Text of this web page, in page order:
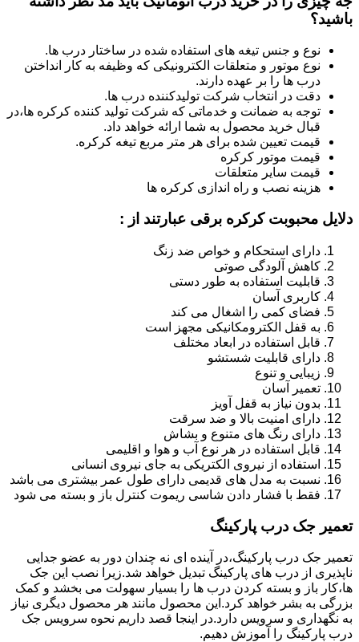
باشید؟
نوع و جنس تیغه های استفاده شده در ساختار درب ها.
نوع موتور و متعلقات الکترونیکی که وظیفه به کار انداختن
درب ها را بر عهده دارند.
دقت در انتخاب شرکت تولیدکننده درب ها.
توجه به ضمانت و خدماتی که شرکت تولید کننده کرکره ها،در
قبال خرید محصول به شما ارائه خواهد داد.
قیمت تعیین شده برای هر متر مربع تیغه کرکره.
قیمت موتور کرکره
قیمت سایر متعلقات
هزینه نصب و راه اندازی کرکره ها
دلایل محبوبت کرکره برقی عبارتند از :
دارای استحکام و خواص ضد زنگ
کاهش آلودگی صوتی
قابلیت استفاده به طور دستی
کاربری آسان
فضای کمی را اشغال می کند
به قفل الکترومکانیکی مجهز است
قابل استفاده در ابعاد مختلف
دارای قابلیت شستشو
زیبایی و تنوع
تعمیر آسان
بدون نیاز به قفل آویز
دارای امنیت بالا و ضد سرقت
دارای رنگ های متنوع و بشاش
قابل استفاده در هر نوع آب و هوا و اقلیمی
استفاده از نیروی الکتریکی به جای نیروی انسانی
نسبت به مدل های قدیمی دارای طول عمر بیشتری می باشد
فقط با فشار دادن شاسی ریموت کنترل باز و بسته می شود
تعمیر جک درب پارکینگ
تعمیر جک درب پارکینگ،در آینده ای نه چندان دور به عضو جدایی
ناپذیری از درب های پارکینگ تبدیل خواهد شد.زیرا نصب این جک
ها،کار باز و بسته کردن درب ها را بسیار سهولت می بخشد و کمک
بزرگی به بشر خواهد کرد.این محصول مانند هر محصول دیگری نیاز
به نگهداری و سرویس دارد.در اینجا قصد داریم نحوه سرویس جک
درب پارکینگ را آموزش دهیم.